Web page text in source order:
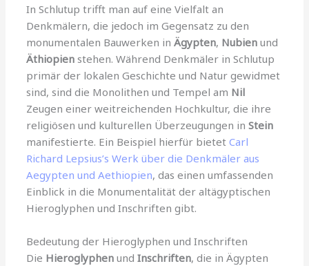
In Schlutup trifft man auf eine Vielfalt an
Denkmälern, die jedoch im Gegensatz zu den
monumentalen Bauwerken inÄgypten, Nubien und
Äthiopien stehen. Während Denkmäler in Schlutup
primär der lokalen Geschichte und Natur gewidmet
sind, sind die Monolithen und Tempel am Nil
Zeugen einer weitreichenden Hochkultur, die ihre
religiösen und kulturellen Überzeugungen inStein
manifestierte. Ein Beispiel hierfür bietetCarl
Richard Lepsius’s Werk über die Denkmäler aus
Aegypten und Aethiopien, das einen umfassenden
Einblick in die Monumentalität der altägyptischen
Hieroglyphen und Inschriften gibt.
Bedeutung der Hieroglyphen und Inschriften
Die Hieroglyphen undInschriften, die in Ägypten